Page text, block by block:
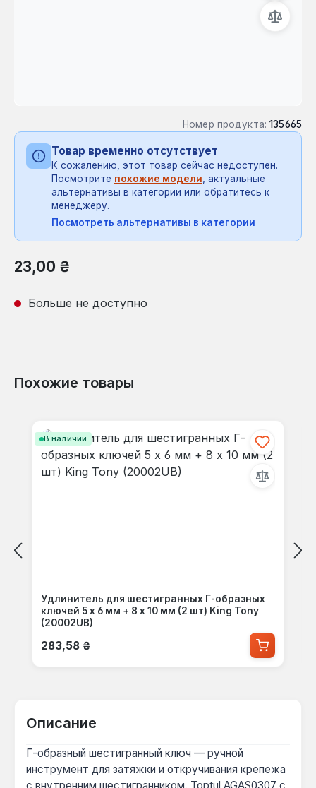
Номер продукта: 135665
Товар временно отсутствует
К сожалению, этот товар сейчас недоступен.
Посмотрите похожие модели, актуальные
альтернативы в категории или обратитесь к
менеджеру.
Посмотреть альтернативы в категории
Обычная цена:
23,00 ₴
Больше не доступно
Похожие товары
В наличии
Удлинитель для шестигранных Г-образных
ключей 5 х 6 мм + 8 х 10 мм (2 шт) King Tony
(20002UB)
Обычная цена:
283,58 ₴
Описание
Г-образный шестигранный ключ — ручной
инструмент для затяжки и откручивания крепежа
с внутренним шестигранником. Toptul AGAS0307 с